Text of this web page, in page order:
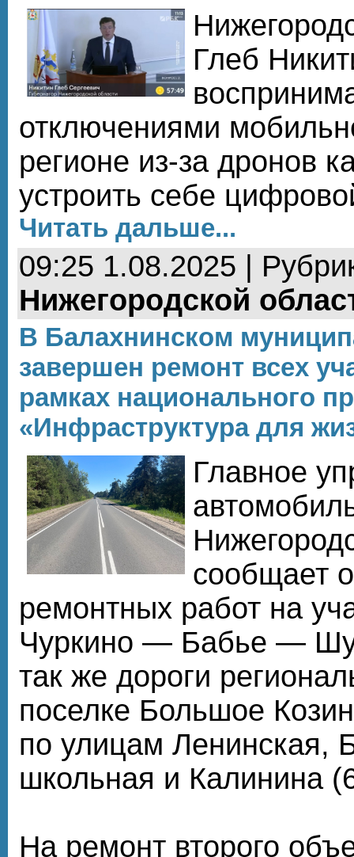
Глеб
отключениями
регионе из-за дронов
устроить себе
Читать дальше...
09:25 1.08.2025 |
Нижегородской
В Балахнинском
завершен ремонт всех
рамках национального
«Инфраструктура для
Главное
сообщает
ремонтных работ на
Чуркино — Бабье —
так же дороги
поселке Большое
по улицам Ленинская,
школьная и Калинина
На ремонт второго